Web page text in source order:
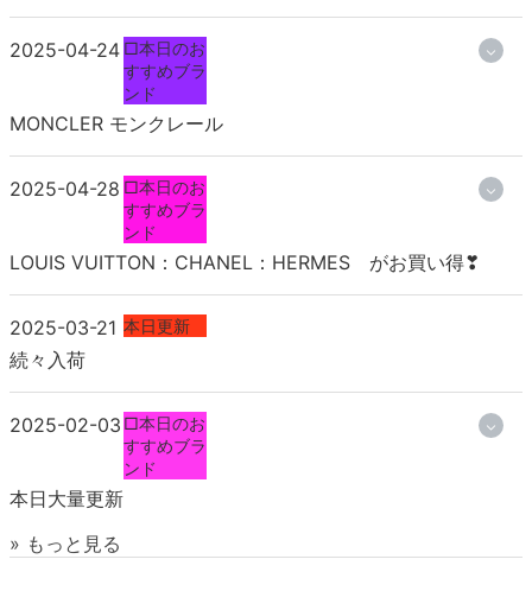
2025-04-24 □本日のお
すすめブラ
ンド
MONCLER モンクレール
2025-04-28 □本日のお
すすめブラ
ンド
LOUIS VUITTON：CHANEL：HERMES がお買い得❣
2025-03-21 本日更新
続々入荷
2025-02-03 □本日のお
すすめブラ
ンド
本日大量更新
» もっと見る